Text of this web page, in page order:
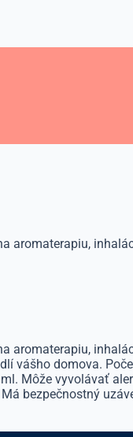
aromaterapiu,
aromaterapiu,
vášho domova.
Môže vyvolávať
bezpečnostný